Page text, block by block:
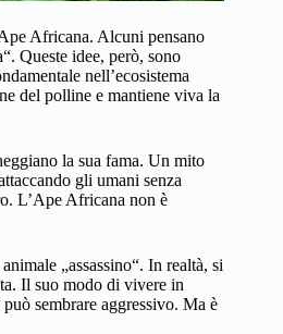
Africana. Alcuni pensano
Queste idee, però, sono
nell’ecosistema
del polline e mantiene viva la
la sua fama. Un mito
gli umani senza
L’Ape Africana non è
„assassino“. In realtà, si
Il suo modo di vivere in
sembrare aggressivo. Ma è